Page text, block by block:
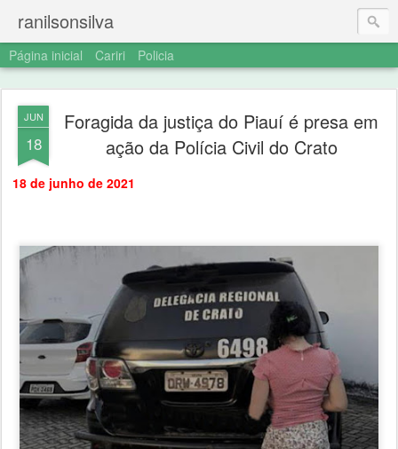
ranilsonsilva
Página inicial Cariri Policia
JUN
18
Foragida da justiça do Piauí é presa em
ação da Polícia Civil do Crato
18 de junho de 2021